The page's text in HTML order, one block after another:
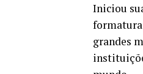
Iniciou
formatura
grandes